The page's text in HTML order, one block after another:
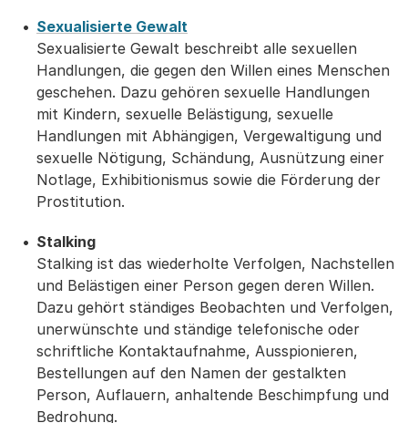
Sexualisierte Gewalt
Sexualisierte Gewalt beschreibt alle sexuellen
Handlungen, die gegen den Willen eines Menschen
geschehen. Dazu gehören sexuelle Handlungen
mit Kindern, sexuelle Belästigung, sexuelle
Handlungen mit Abhängigen, Vergewaltigung und
sexuelle Nötigung, Schändung, Ausnützung einer
Notlage, Exhibitionismus sowie die Förderung der
Prostitution.
Stalking
Stalking ist das wiederholte Verfolgen, Nachstellen
und Belästigen einer Person gegen deren Willen.
Dazu gehört ständiges Beobachten und Verfolgen,
unerwünschte und ständige telefonische oder
schriftliche Kontaktaufnahme, Ausspionieren,
Bestellungen auf den Namen der gestalkten
Person, Auflauern, anhaltende Beschimpfung und
Bedrohung.